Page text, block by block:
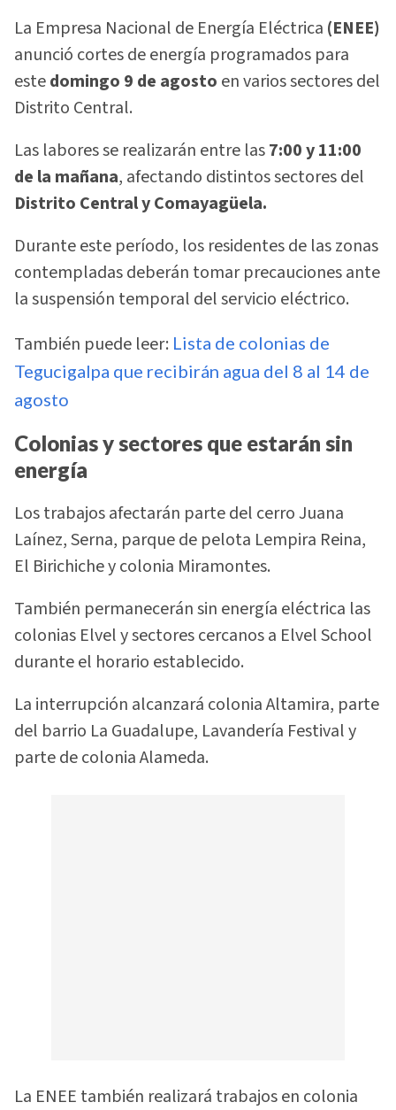
La Empresa Nacional de Energía Eléctrica (ENEE)
anunció cortes de energía programados para
estedomingo 9 de agosto en varios sectores del
Distrito Central.
Las labores se realizarán entre las7:00 y 11:00
de la mañana, afectando distintos sectores del
Distrito Central y Comayagüela.
Durante este período, los residentes de las zonas
contempladas deberán tomar precauciones ante
la suspensión temporal del servicio eléctrico.
También puede leer: Lista de colonias de
Tegucigalpa que recibirán agua del 8 al 14 de
agosto
Colonias y sectores que estarán sin
energía
Los trabajos afectarán parte del cerro Juana
Laínez, Serna, parque de pelota Lempira Reina,
El Birichiche y colonia Miramontes.
También permanecerán sin energía eléctrica las
colonias Elvel y sectores cercanos a Elvel School
durante el horario establecido.
La interrupción alcanzará colonia Altamira, parte
del barrio La Guadalupe, Lavandería Festival y
parte de colonia Alameda.
La ENEE también realizará trabajos en colonia